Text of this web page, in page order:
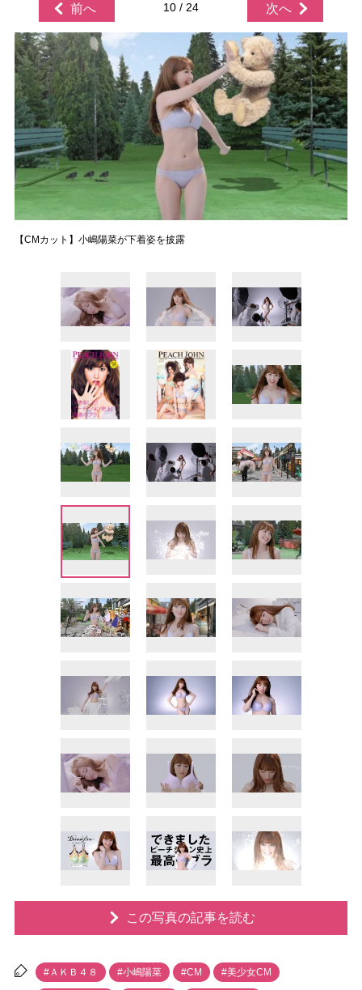
前へ 10 / 24 次へ
【CMカット】小嶋陽菜が下着姿を披露
この写真の記事を読む
#ＡＫＢ４８ #小嶋陽菜 #CM #美少女CM